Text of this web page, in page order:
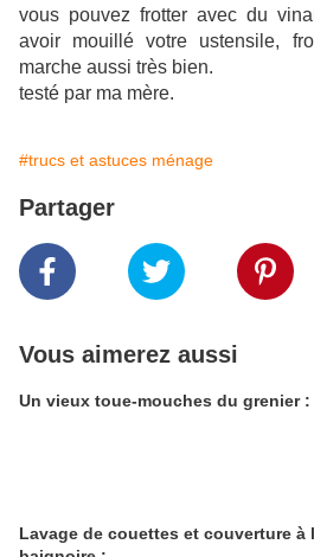
vous pouvez frotter avec du
avoir mouillé votre ustensile,
marche aussi très bien.
testé par ma mère.
#trucs et astuces ménage
Partager
Vous aimerez aussi
Un vieux toue-mouches du grenier :
Lavage de couettes et couverture à